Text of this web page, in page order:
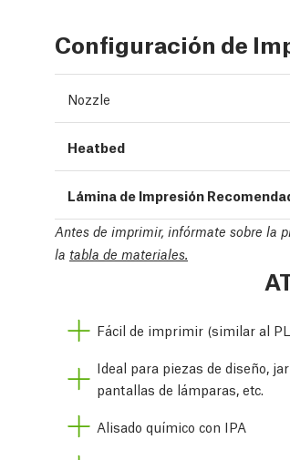
Configuración de
Nozzle
Heatbed
Lámina de Impresión
Antes de imprimir, infórmate sobre la
la tabla de materiales.
Fácil de imprimir (similar al
Ideal para piezas de diseño,
pantallas de lámparas, etc.
Alisado químico con IPA